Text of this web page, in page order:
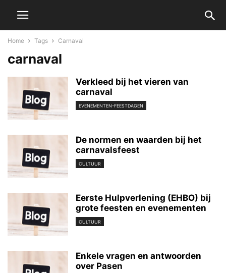
Home Tags Carnaval
carnaval
Verkleed bij het vieren van
carnaval
EVENEMENTEN-FEESTDAGEN
De normen en waarden bij het
carnavalsfeest
CULTUUR
Eerste Hulpverlening (EHBO) bij
grote feesten en evenementen
CULTUUR
Enkele vragen en antwoorden
over Pasen